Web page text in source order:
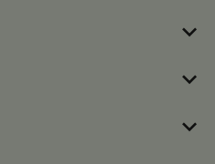
keyboard_arrow_down
keyboard_arrow_down
keyboard_arrow_down